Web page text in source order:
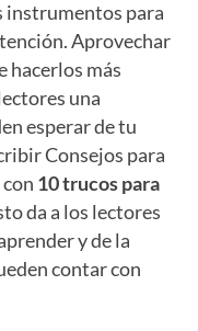
instrumentos para
Aprovechar
hacerlos más
una
esperar de tu
Consejos para
10 trucos para
da a los lectores
y de la
contar con